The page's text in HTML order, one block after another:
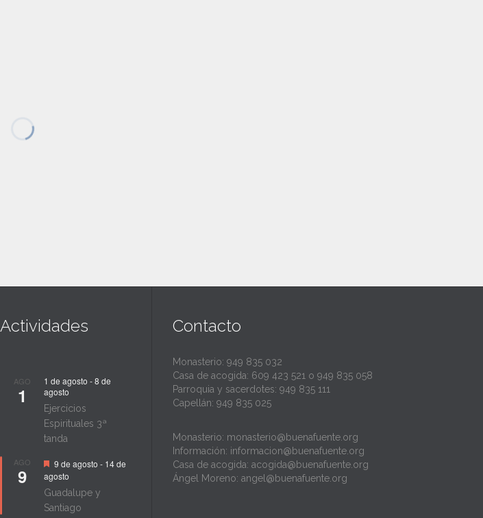
Actividades
AGO
1
1 de agosto -8 de
agosto
Ejercicios
Espirituales 3ª
tanda
AGO
9
Destacado
9 de agosto - 14 de
agosto
Guadalupe y
Santiago
Contacto
Monasterio: 949 835 032
Casa de acogida: 609 423 521 o 949 835 058
Parroquia y sacerdotes: 949 835 111
Capellán: 949 835 025
Monasterio: monasterio@buenafuente.org
Información: informacion@buenafuente.org
Casa de acogida: acogida@buenafuente.org
Ángel Moreno: angel@buenafuente.org